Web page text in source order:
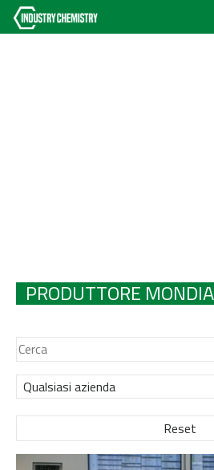
PRODUTTORE
METILMETACRILATO
Qualsiasi azienda
Reset